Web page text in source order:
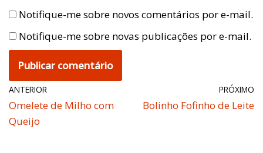
Notifique-me sobre novos comentários por e-mail.
Notifique-me sobre novas publicações por e-mail.
ANTERIOR
Omelete de Milho com
Queijo
PRÓXIMO
Bolinho Fofinho de Leite